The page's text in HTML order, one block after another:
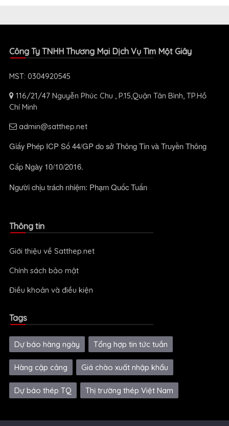
Công Ty TNHH Thương Mại Dịch Vụ Tìm Một Giây
MST: 0304920545
116/21/47 Nguyễn Phúc Chu , P.15,Quận Tân Bình, TP.Hồ
Chí Minh
admin@satthep.net
Giấy Phép ICP Số 44/GP do sở Thông Tin và Truyền Thông
Cấp Ngày 10/10/2016.
Người chịu trách nhiệm: Phạm Quốc Tuấn
Thông tin
Giới thiệu về Satthep.net
Chính sách bảo mật
Điều khoản và điều kiện
Tags
Dự báo hàng ngày Tổng hợp tin tức tuần
Hàng cập cảng Giá chào xuất nhập khẩu
Dự báo thép TQ Thị trường thép Việt Nam